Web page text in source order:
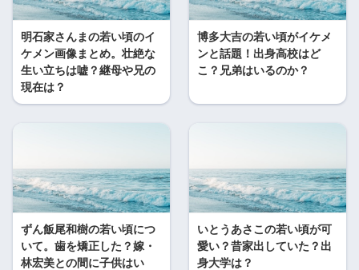
明石家さんまの若い頃のイ
ケメン画像まとめ。壮絶な
生い立ちは嘘？継母や兄の
現在は？
博多大吉の若い頃がイケメ
ンと話題！出身高校はど
こ？兄弟はいるのか？
ずん飯尾和樹の若い頃につ
いて。歯を矯正した？嫁・
林宏美との間に子供はい
いとうあさこの若い頃が可
愛い？昔家出していた？出
身大学は？